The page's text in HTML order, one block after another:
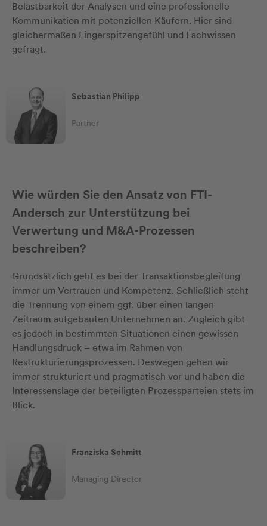
Belastbarkeit der Analysen und eine professionelle
Kommunikation mit potenziellen Käufern. Hier sind
gleichermaßen Fingerspitzengefühl und Fachwissen
gefragt.
Sebastian Philipp
Partner
Wie würden Sie den Ansatz von FTI-
Andersch zur Unterstützung bei
Verwertung und M&A-Prozessen
beschreiben?
Grundsätzlich geht es bei der Transaktionsbegleitung
immer um Vertrauen und Kompetenz. Schließlich steht
die Trennung von einem ggf. über einen langen
Zeitraum aufgebauten Unternehmen an. Zugleich gibt
es jedoch in bestimmten Situationen einen gewissen
Handlungsdruck – etwa im Rahmen von
Restrukturierungsprozessen. Deswegen gehen wir
immer strukturiert und pragmatisch vor und haben die
Interessenslage der beteiligten Prozessparteien stets im
Blick.
Franziska Schmitt
Managing Director